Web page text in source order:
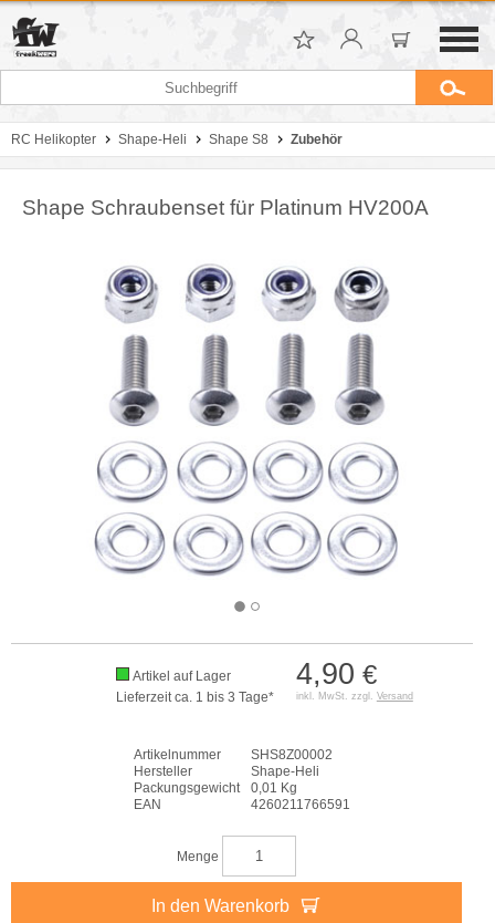
RC Helikopter Shape-Heli Shape S8 Zubehör
Shape Schraubenset für Platinum HV200A
4,90 €
inkl. MwSt. zzgl. Versand
Artikel auf Lager
Lieferzeit ca. 1 bis 3 Tage*
Artikelnummer
SHS8Z00002
Hersteller
Shape-Heli
Packungsgewicht
0,01 Kg
EAN
4260211766591
Menge
In den Warenkorb